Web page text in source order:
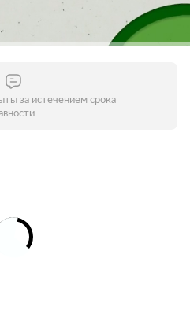
за истечением срока